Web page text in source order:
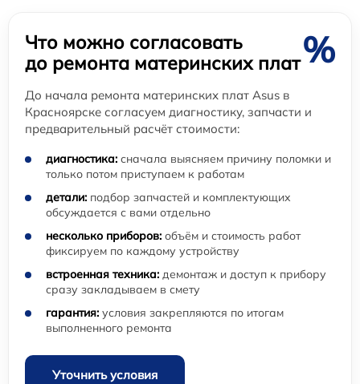
Что можно согласовать
до ремонта материнских плат%
До начала ремонта материнских плат Asus в
Красноярске согласуем диагностику, запчасти и
предварительный расчёт стоимости:
диагностика: сначала выясняем причину поломки и
только потом приступаем к работам
детали: подбор запчастей и комплектующих
обсуждается с вами отдельно
несколько приборов: объём и стоимость работ
фиксируем по каждому устройству
встроенная техника: демонтаж и доступ к прибору
сразу закладываем в смету
гарантия: условия закрепляются по итогам
выполненного ремонта
Уточнить условия